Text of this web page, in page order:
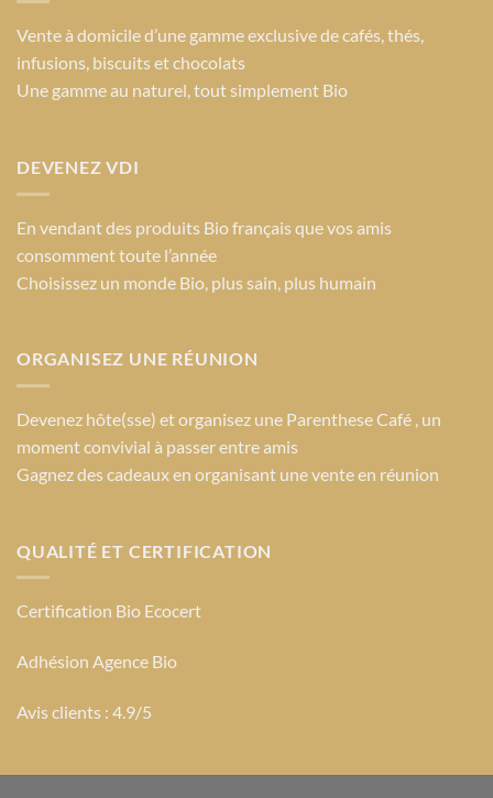
Vente à domicile d’une gamme exclusive de cafés, thés,
infusions, biscuits et chocolats
Une gamme au naturel, tout simplement Bio
DEVENEZ VDI
En vendant des produits Bio français que vos amis
consomment toute l’année
Choisissez un monde Bio , plus sain, plus humain
ORGANISEZ UNE RÉUNION
Devenez hôte(sse) et organisez une Parenthese Café , un
moment convivial à passer entre amis
Gagnez des cadeaux en organisant une vente en réunion
QUALITÉ ET CERTIFICATION
Certification Bio Ecocert
Adhésion Agence Bio
Avis clients : 4.9/5